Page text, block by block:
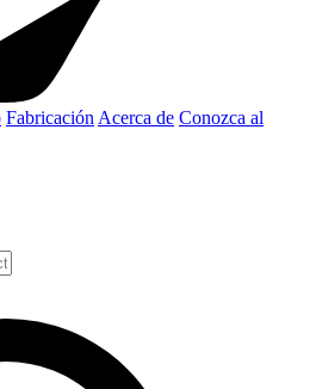
Fabricación Acerca de Conozca al